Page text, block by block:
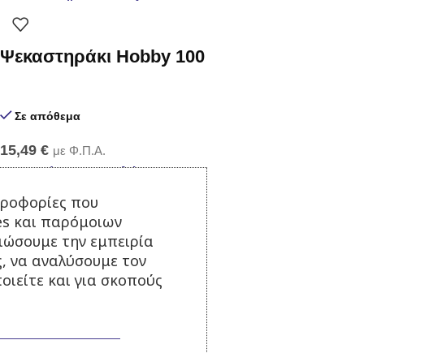
Ψεκαστηράκι Hobby 100
Σε απόθεμα
15,49 € με Φ.Π.Α.
Προσθήκη στο καλάθι
Ψεκαστήρας Prime 3
που
και παρόμοιων
την εμπειρία
να αναλύσουμε τον
και για σκοπούς